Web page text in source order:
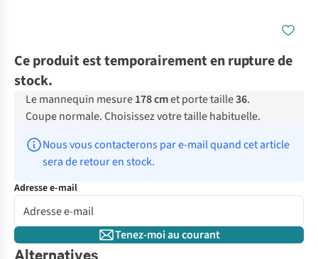
Ce produit est temporairement en rupture de
stock.
Le mannequin mesure178 cmet porte taille36.
Coupe normale. Choisissez votre taille habituelle.
Nous vous contacterons par e-mail quand cet article
sera de retour en stock.
Adresse e-mail
Tenez-moi au courant
Alternatives